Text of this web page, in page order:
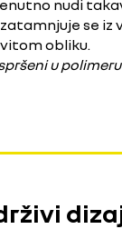
nudi
se iz
obliku.
u polimeru